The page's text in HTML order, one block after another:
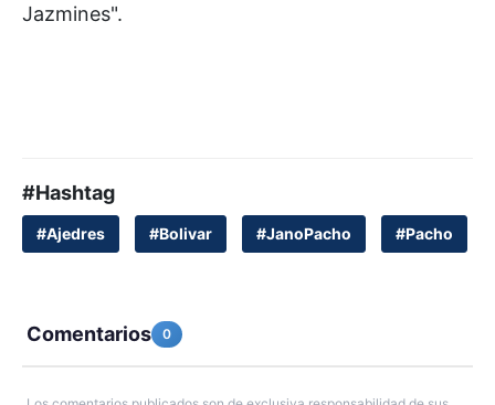
Jazmines".
#Hashtag
#Ajedres #Bolivar #JanoPacho #Pacho
Comentarios 0